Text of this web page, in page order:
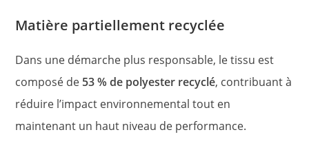
Matière partiellement recyclée
Dans une démarche plus responsable, le tissu est
composé de 53 % de polyester recyclé, contribuant à
réduire l’impact environnemental tout en
maintenant un haut niveau de performance.